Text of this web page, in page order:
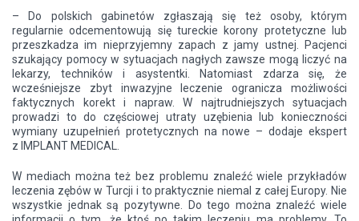
– Do polskich gabinetów zgłaszają się też osoby, którym
regularnie odcementowują się tureckie korony protetyczne lub
przeszkadza im nieprzyjemny zapach z jamy ustnej. Pacjenci
szukający pomocy w sytuacjach nagłych zawsze mogą liczyć na
lekarzy, techników i asystentki. Natomiast zdarza się, że
wcześniejsze zbyt inwazyjne leczenie ogranicza możliwości
faktycznych korekt i napraw. W najtrudniejszych sytuacjach
prowadzi to do częściowej utraty uzębienia lub konieczności
wymiany uzupełnień protetycznych na nowe – dodaje ekspert
z IMPLANT MEDICAL.
W mediach można też bez problemu znaleźć wiele przykładów
leczenia zębów w Turcji i to praktycznie niemal z całej Europy. Nie
wszystkie jednak są pozytywne. Do tego można znaleźć wiele